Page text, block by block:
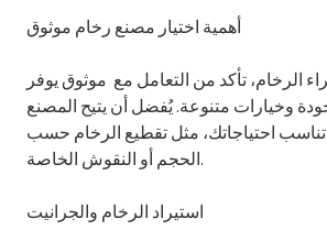
أهمية اختيار مصنع رخام موثوق
الرخام، تأكد من التعامل مع موثوق يوفر
وخيارات متنوعة. يُفضل أن يتيح المصنع
احتياجاتك، مثل تقطيع الرخام حسب
الحجم أو النقوش الخاصة.
استيراد الرخام والجرانيت